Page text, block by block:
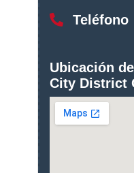
Teléfono
Ubicación
City District